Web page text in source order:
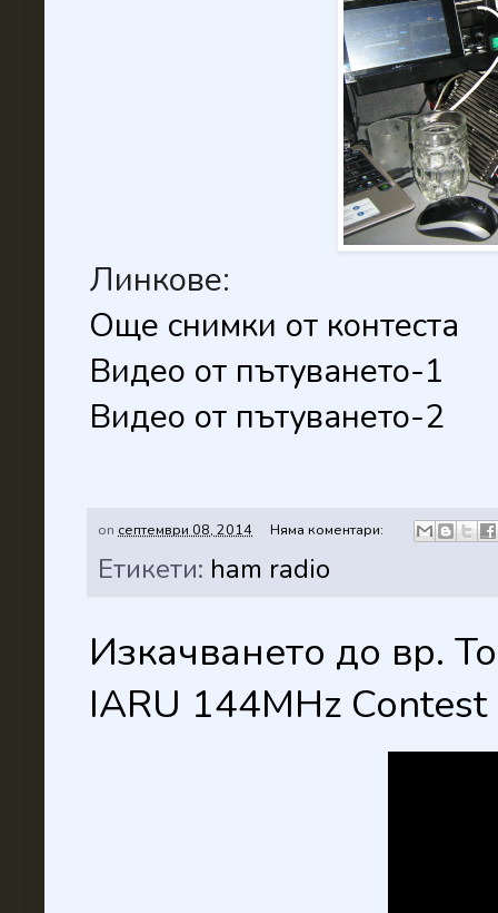
Линкове:
Още снимки от контеста
Видео от пътуването-1
Видео от пътуването-2
on септември 08, 2014 Няма коментари:
Етикети: ham radio
Изкачването до вр.
IARU 144MHz Contest